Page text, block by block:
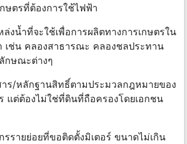
ษตรที่ต้องการใช้ไฟฟ้า
น้ำที่จะใช้เพื่อการผลิตทางการเกษตรใน
ช่น คลองสาธารณะ คลองชลประทาน
กษณะต่างๆ
/หลักฐานสิทธิ์ตามประมวลกฎหมายของ
แต่ต้องไม่ใช่ที่ดินที่ถือครองโดยเอกชน
ายย่อยที่ขอติดตั้งมิเตอร์ ขนาดไม่เกิน